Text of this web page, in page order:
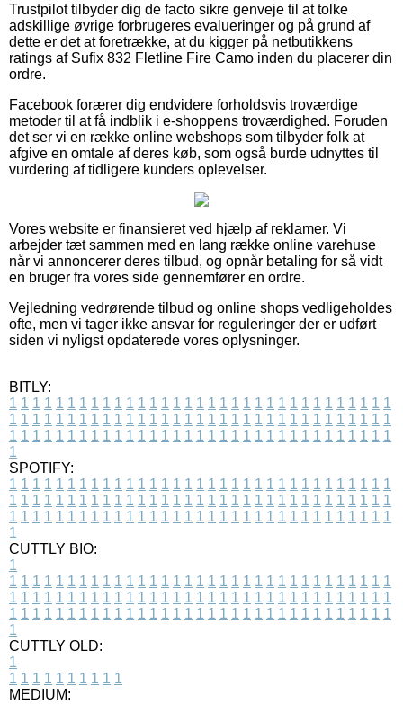
Trustpilot tilbyder dig de facto sikre genveje til at tolke
adskillige øvrige forbrugeres evalueringer og på grund af
dette er det at foretrække, at du kigger på netbutikkens
ratings af Sufix 832 Fletline Fire Camo inden du placerer din
ordre.
Facebook forærer dig endvidere forholdsvis troværdige
metoder til at få indblik i e-shoppens troværdighed. Foruden
det ser vi en række online webshops som tilbyder folk at
afgive en omtale af deres køb, som også burde udnyttes til
vurdering af tidligere kunders oplevelser.
Vores website er finansieret ved hjælp af reklamer. Vi
arbejder tæt sammen med en lang række online varehuse
når vi annoncerer deres tilbud, og opnår betaling for så vidt
en bruger fra vores side gennemfører en ordre.
Vejledning vedrørende tilbud og online shops vedligeholdes
ofte, men vi tager ikke ansvar for reguleringer der er udført
siden vi nyligst opdaterede vores oplysninger.
BITLY:
1 1 1 1 1 1 1 1 1 1 1 1 1 1 1 1 1 1 1 1 1 1 1 1 1 1 1 1 1 1 1 1 1
1 1 1 1 1 1 1 1 1 1 1 1 1 1 1 1 1 1 1 1 1 1 1 1 1 1 1 1 1 1 1 1 1
1 1 1 1 1 1 1 1 1 1 1 1 1 1 1 1 1 1 1 1 1 1 1 1 1 1 1 1 1 1 1 1 1
1
SPOTIFY:
1 1 1 1 1 1 1 1 1 1 1 1 1 1 1 1 1 1 1 1 1 1 1 1 1 1 1 1 1 1 1 1 1
1 1 1 1 1 1 1 1 1 1 1 1 1 1 1 1 1 1 1 1 1 1 1 1 1 1 1 1 1 1 1 1 1
1 1 1 1 1 1 1 1 1 1 1 1 1 1 1 1 1 1 1 1 1 1 1 1 1 1 1 1 1 1 1 1 1
1
CUTTLY BIO:
1
1 1 1 1 1 1 1 1 1 1 1 1 1 1 1 1 1 1 1 1 1 1 1 1 1 1 1 1 1 1 1 1 1
1 1 1 1 1 1 1 1 1 1 1 1 1 1 1 1 1 1 1 1 1 1 1 1 1 1 1 1 1 1 1 1 1
1 1 1 1 1 1 1 1 1 1 1 1 1 1 1 1 1 1 1 1 1 1 1 1 1 1 1 1 1 1 1 1 1
1
CUTTLY OLD:
1
1 1 1 1 1 1 1 1 1 1
MEDIUM: